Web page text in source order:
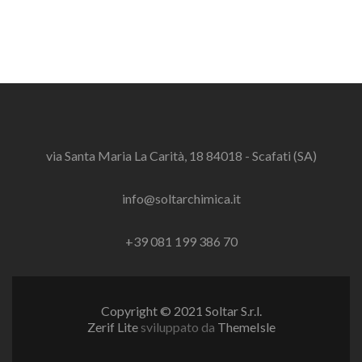
via Santa Maria La Carità, 18 84018 - Scafati (SA)
info@soltarchimica.it
+39 081 199 386 70
Copyright © 2021 Soltar S.r.l.
Zerif Lite sviluppato da ThemeIsle